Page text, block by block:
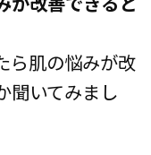
ら肌の悩みが改
聞いてみまし